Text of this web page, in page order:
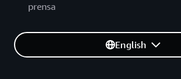
prensa
English